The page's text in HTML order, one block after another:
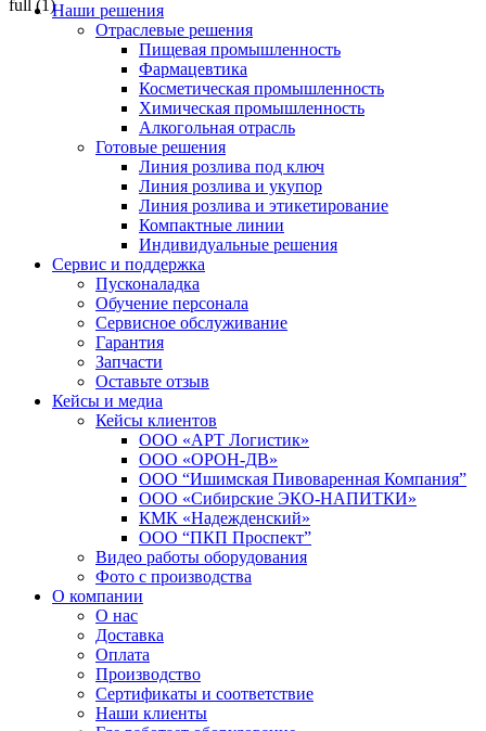
Наши решения
Отраслевые решения
Пищевая промышленность
Фармацевтика
Косметическая промышленность
Химическая промышленность
Алкогольная отрасль
Готовые решения
Линия розлива под ключ
Линия розлива и укупор
Линия розлива и этикетирование
Компактные линии
Индивидуальные решения
Сервис и поддержка
Пусконаладка
Обучение персонала
Сервисное обслуживание
Гарантия
Запчасти
Оставьте отзыв
Кейсы и медиа
Кейсы клиентов
ООО «АРТ Логистик»
ООО «ОРОН-ДВ»
ООО “Ишимская Пивоваренная Компания”
ООО «Сибирские ЭКО-НАПИТКИ»
КМК «Надежденский»
ООО “ПКП Проспект”
Видео работы оборудования
Фото с производства
О компании
О нас
Доставка
Оплата
Производство
Сертификаты и соответствие
Наши клиенты